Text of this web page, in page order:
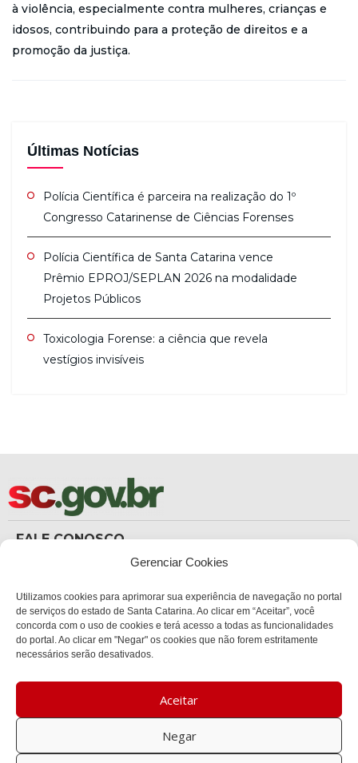
Gerenciar Cookies
Utilizamos cookies para aprimorar sua experiência de navegação no portal
de serviços do estado de Santa Catarina. Ao clicar em “Aceitar”, você
concorda com o uso de cookies e terá acesso a todas as funcionalidades
do portal. Ao clicar em "Negar" os cookies que não forem estritamente
necessários serão desativados.
Aceitar
Negar
à violência, especialmente contra mulheres, crianças e
idosos, contribuindo para a proteção de direitos e a
promoção da justiça.
Últimas Notícias
Polícia Científica é parceira na realização do 1º
Congresso Catarinense de Ciências Forenses
Polícia Científica de Santa Catarina vence
Prêmio EPROJ/SEPLAN 2026 na modalidade
Projetos Públicos
Toxicologia Forense: a ciência que revela
vestígios invisíveis
FALE CONOSCO
Carteira de Identidade
Ouvidoria
ouvidoria.sc.gov.br
ENDEREÇO
Sede Administrativa Central
Bairro:
Capoeiras, Florianópolis, SC
88085-000
Política de privacidade